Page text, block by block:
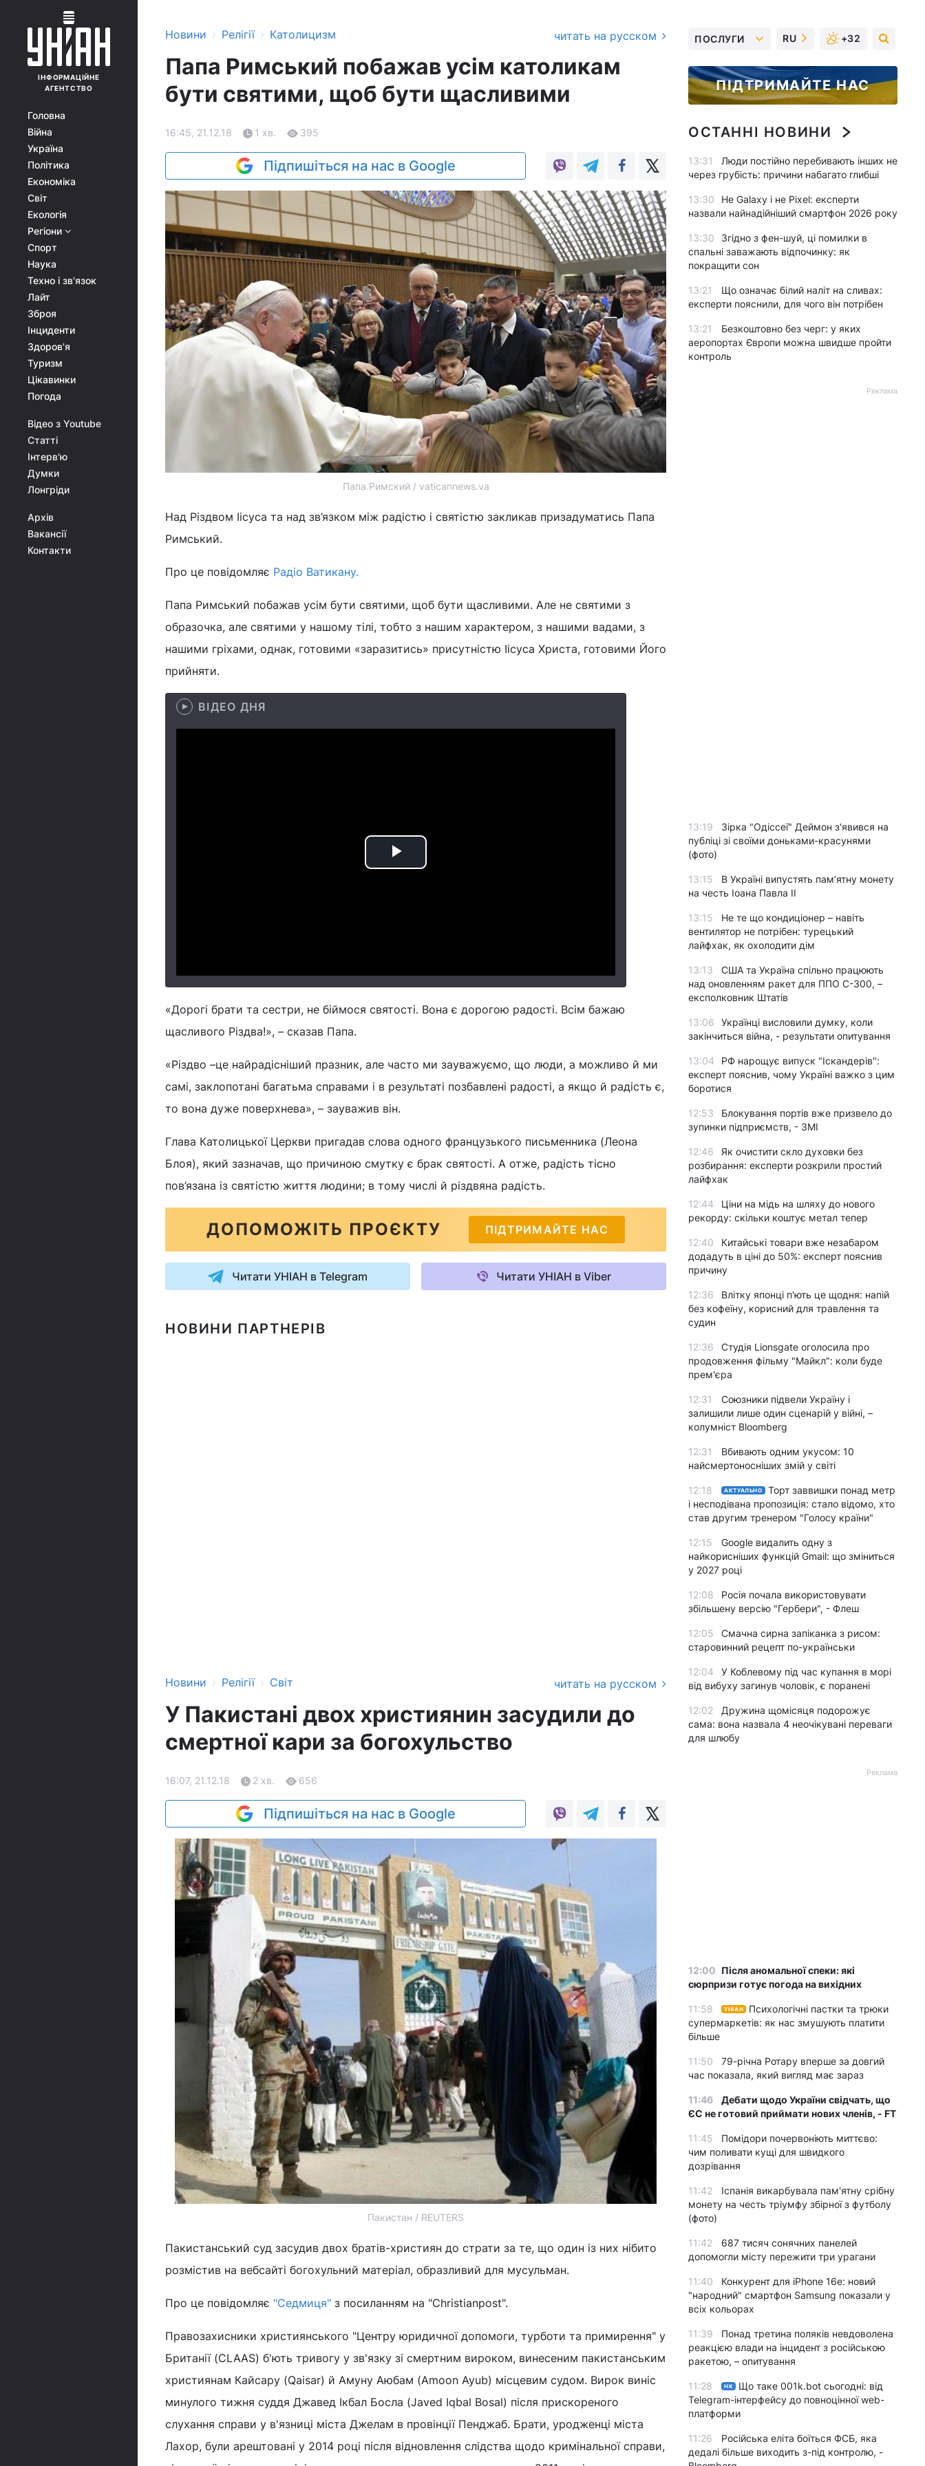
ІНФОРМАЦІЙНЕ
АГЕНТСТВО
Головна
Війна
Україна
Політика
Економіка
Світ
Екологія
Регіони
Спорт
Наука
Техно і зв'язок
Лайт
Зброя
Інциденти
Здоров'я
Туризм
Цікавинки
Погода
Відео з Youtube
Статті
Інтерв'ю
Думки
Лонгріди
Архів
Вакансії
Контакти
Новини › Релігії › Католицизм читать на русском
Папа Римський побажав усім католикам
бути святими, щоб бути щасливими
16:45, 21.12.18 1 хв. 395
Підпишіться на нас в Google
Папа Римский / vaticannews.va
Над Різдвом Іісуса та над зв’язком між радістю і святістю закликав призадуматись Папа
Римський.
Про це повідомляє Радіо Ватикану.
Папа Римський побажав усім бути святими, щоб бути щасливими. Але не святими з
образочка, але святими у нашому тілі, тобто з нашим характером, з нашими вадами, з
нашими гріхами, однак, готовими «заразитись» присутністю Іісуса Христа, готовими Його
прийняти.
ВІДЕО ДНЯ
Play
«Дорогі брати та сестри, не біймося святості. Вона є дорогою радості. Всім бажаю
щасливого Різдва!», – сказав Папа.
«Різдво –це найрадісніший празник, але часто ми зауважуємо, що люди, а можливо й ми
самі, заклопотані багатьма справами і в результаті позбавлені радості, а якщо й радість є,
то вона дуже поверхнева», – зауважив він.
Глава Католицької Церкви пригадав слова одного французького письменника (Леона
Блоя), який зазначав, що причиною смутку є брак святості. А отже, радість тісно
пов’язана із святістю життя людини; в тому числі й різдвяна радість.
ДОПОМОЖІТЬ ПРОЄКТУ ПІДТРИМАЙТЕ НАС
Читати УНІАН в Telegram Читати УНІАН в Viber
НОВИНИ ПАРТНЕРІВ
Новини › Релігії › Світ читать на русском
У Пакистані двох християнин засудили до
смертної кари за богохульство
16:07, 21.12.18 2 хв. 656
Підпишіться на нас в Google
Пакистан / REUTERS
Пакистанський суд засудив двох братів-християн до страти за те, що один із них нібито
розмістив на вебсайті богохульний матеріал, образливий для мусульман.
Про це повідомляє "Седмиця" з посиланням на "Сhristianpost".
Правозахисники християнського "Центру юридичної допомоги, турботи та примирення" у
Британії (CLAAS) б'ють тривогу у зв'язку зі смертним вироком, винесеним пакистанським
християнам Кайсару (Qaisar) й Амуну Аюбам (Amoon Ayub) місцевим судом. Вирок виніс
минулого тижня суддя Джавед Ікбал Босла (Javed Iqbal Bosal) після прискореного
слухання справи у в'язниці міста Джелам в провінції Пенджаб. Брати, уродженці міста
Лахор, були арештовані у 2014 році після відновлення слідства щодо кримінальної справи,
ПОСЛУГИ RU +32
ПІДТРИМАЙТЕ НАС
ОСТАННІ НОВИНИ
13:31
Люди постійно перебивають інших не
через грубість: причини набагато глибші
13:30
Не Galaxy і не Pixel: експерти
назвали найнадійніший смартфон 2026 року
13:30
Згідно з фен-шуй, ці помилки в
спальні заважають відпочинку: як
покращити сон
13:21
Що означає білий наліт на сливах:
експерти пояснили, для чого він потрібен
13:21
Безкоштовно без черг: у яких
аеропортах Європи можна швидше пройти
контроль
Реклама
13:19
Зірка "Одіссеї" Деймон з'явився на
публіці зі своїми доньками-красунями
(фото)
13:15
В Україні випустять пам’ятну монету
на честь Іоана Павла II
13:15
Не те що кондиціонер – навіть
вентилятор не потрібен: турецький
лайфхак, як охолодити дім
13:13
США та Україна спільно працюють
над оновленням ракет для ППО С-300, –
експолковник Штатів
13:06
Українці висловили думку, коли
закінчиться війна, - результати опитування
13:04
РФ нарощує випуск "Іскандерів":
експерт пояснив, чому Україні важко з цим
боротися
12:53
Блокування портів вже призвело до
зупинки підприємств, - ЗМІ
12:46
Як очистити скло духовки без
розбирання: експерти розкрили простий
лайфхак
12:44
Ціни на мідь на шляху до нового
рекорду: скільки коштує метал тепер
12:40
Китайські товари вже незабаром
додадуть в ціні до 50%: експерт пояснив
причину
12:36
Влітку японці п'ють це щодня: напій
без кофеїну, корисний для травлення та
судин
12:36
Студія Lionsgate оголосила про
продовження фільму "Майкл": коли буде
прем'єра
12:31
Союзники підвели Україну і
залишили лише один сценарій у війні, –
колумніст Bloomberg
12:31
Вбивають одним укусом: 10
найсмертоносніших змій у світі
12:18 АКТУАЛЬНО
Торт заввишки понад метр
і несподівана пропозиція: стало відомо, хто
став другим тренером "Голосу країни"
12:15
Google видалить одну з
найкорисніших функцій Gmail: що зміниться
у 2027 році
12:08
Росія почала використовувати
збільшену версію "Гербери", - Флеш
12:05
Смачна сирна запіканка з рисом:
старовинний рецепт по-українськи
12:04
У Коблевому під час купання в морі
від вибуху загинув чоловік, є поранені
12:02
Дружина щомісяця подорожує
сама: вона назвала 4 неочікувані переваги
для шлюбу
Реклама
12:00 Після аномальної спеки: які
сюрпризи готує погода на вихідних
11:58 УНІАН
Психологічні пастки та трюки
супермаркетів: як нас змушують платити
більше
11:50
79-річна Ротару вперше за довгий
час показала, який вигляд має зараз
11:46
Дебати щодо України свідчать, що
ЄС не готовий приймати нових членів, - FT
11:45
Помідори почервоніють миттєво:
чим поливати кущі для швидкого
дозрівання
11:42
Іспанія викарбувала пам'ятну срібну
монету на честь тріумфу збірної з футболу
(фото)
11:42
687 тисяч сонячних панелей
допомогли місту пережити три урагани
11:40
Конкурент для iPhone 16e: новий
"народний" смартфон Samsung показали у
всіх кольорах
11:39
Понад третина поляків невдоволена
реакцією влади на інцидент з російською
ракетою, – опитування
11:28 НК
Що таке 001k.bot сьогодні: від
Telegram-інтерфейсу до повноцінної web-
платформи
11:26
Російська еліта боїться ФСБ, яка
дедалі більше виходить з-під контролю, -